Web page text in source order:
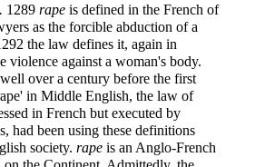
1289 rape is defined in the French of
as the forcible abduction of a
the law defines it, again in
violence against a woman's body.
over a century before the first
in Middle English, the law of
in French but executed by
had been using these definitions
society. rape is an Anglo-French